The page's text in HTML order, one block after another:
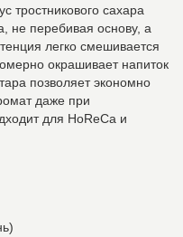
тростникового сахара
не перебивая основу, а
легко смешивается
окрашивает напиток
позволяет экономно
даже при
для HoReCa и